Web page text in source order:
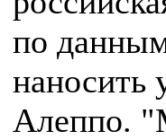
по
наносить
Алеппо.